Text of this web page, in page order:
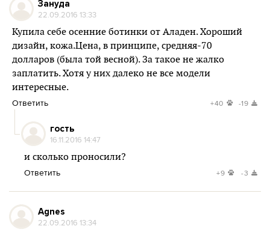
Зануда
22.09.2016 13:33
Купила себе осенние ботинки от Аладен. Хороший
дизайн, кожа.Цена, в принципе, средняя-70
долларов (была той весной). За такое не жалко
заплатить. Хотя у них далеко не все модели
интересные.
Ответить +40 -19
гость
16.11.2016 14:47
и сколько проносили?
Ответить +9 -3
Agnes
22.09.2016 13:34